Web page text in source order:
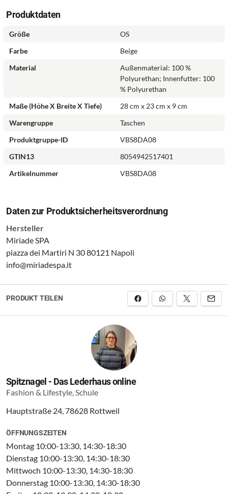
Produktdaten
Größe
OS
Farbe
Beige
Material
Außenmaterial: 100 %
Polyurethan; Innenfutter: 100
% Polyurethan
Maße (Höhe X Breite X Tiefe)
28 cm x 23 cm x 9 cm
Warengruppe
Taschen
Produktgruppe-ID
VBS8DA08
GTIN13
8054942517401
Artikelnummer
VBS8DA08
Daten zur Produktsicherheitsverordnung
Hersteller
Miriade SPA
piazza dei Martiri N 30 80121 Napoli
info@miriadespa.it
PRODUKT TEILEN
Spitznagel - Das Lederhaus online
Fashion & Lifestyle, Schule
Hauptstraße 24, 78628 Rottweil
ÖFFNUNGSZEITEN
Montag 10:00-13:30, 14:30-18:30
Dienstag 10:00-13:30, 14:30-18:30
Mittwoch 10:00-13:30, 14:30-18:30
Donnerstag 10:00-13:30, 14:30-18:30